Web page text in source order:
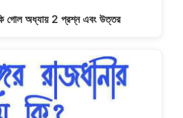
গোল অধ্যায় 2 প্রশ্ন এবং উত্তর